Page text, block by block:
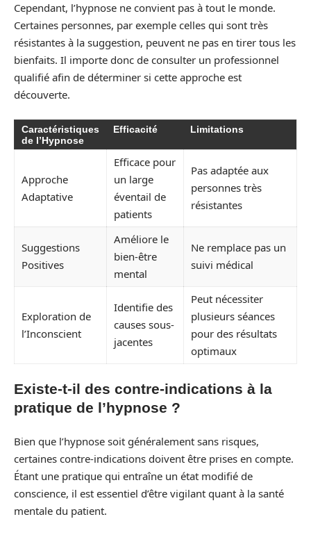
Cependant, l’hypnose ne convient pas à tout le monde.
Certaines personnes, par exemple celles qui sont très
résistantes à la suggestion, peuvent ne pas en tirer tous les
bienfaits. Il importe donc de consulter un professionnel
qualifié afin de déterminer si cette approche est
découverte.
Caractéristiques
de l’Hypnose
Efficacité Limitations
Approche
Adaptative
Efficace pour
un large
éventail de
patients
Pas adaptée aux
personnes très
résistantes
Suggestions
Positives
Améliore le
bien-être
mental
Ne remplace pas un
suivi médical
Exploration de
l’Inconscient
Identifie des
causes sous-
jacentes
Peut nécessiter
plusieurs séances
pour des résultats
optimaux
Existe-t-il des contre-indications à la
pratique de l’hypnose ?
Bien que l’hypnose soit généralement sans risques,
certaines contre-indications doivent être prises en compte.
Étant une pratique qui entraîne un état modifié de
conscience, il est essentiel d’être vigilant quant à la santé
mentale du patient.